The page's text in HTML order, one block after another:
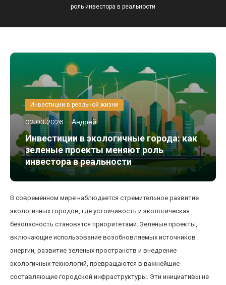
роль инвестора в реальности
Инвестиции в реальной жизни
02.03.2026 Андрей
Инвестиции в экологичные города: как
зеленые проекты меняют роль
инвестора в реальности
В современном мире наблюдается стремительное развитие
экологичных городов, где устойчивость и экологическая
безопасность становятся приоритетами. Зеленые проекты,
включающие использование возобновляемых источников
энергии, развитие зеленых пространств и внедрение
экологичных технологий, превращаются в важнейшие
составляющие городской инфраструктуры. Эти инициативы не